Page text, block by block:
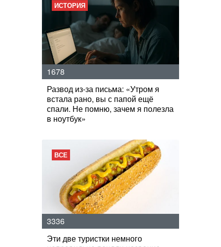
ИСТОРИЯ
1678
Развод из-за письма: «Утром я
встала рано, вы с папой ещё
спали. Не помню, зачем я полезла
в ноутбук»
ВСЕ
3336
Эти две туристки немного